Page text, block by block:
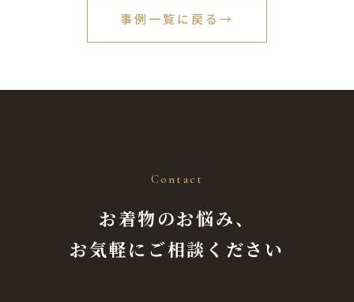
事例一覧に戻る →
Contact
お着物のお悩み、
お気軽にご相談ください